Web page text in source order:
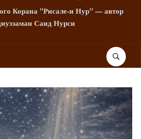
Корана "Рисале-и Нур" — автор
Саид Нурси